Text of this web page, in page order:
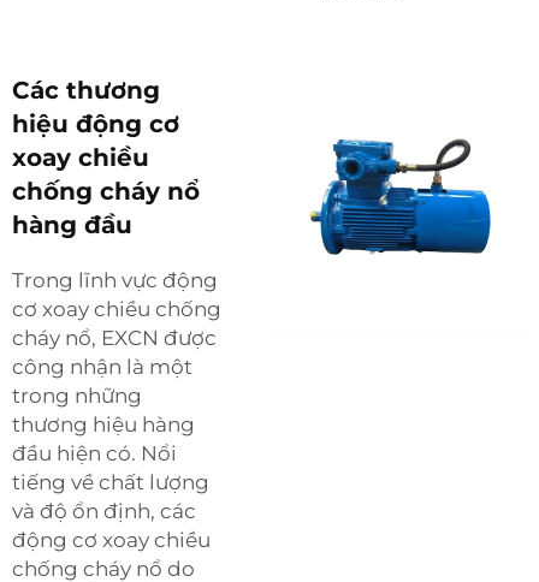
Các thương
hiệu động cơ
xoay chiều
chống cháy nổ
hàng đầu
Trong lĩnh vực động
cơ xoay chiều chống
cháy nổ, EXCN được
công nhận là một
trong những
thương hiệu hàng
đầu hiện có. Nổi
tiếng về chất lượng
và độ ổn định, các
động cơ xoay chiều
chống cháy nổ do